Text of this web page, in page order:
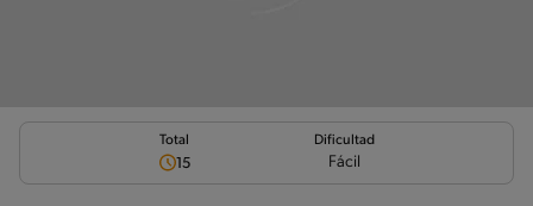
Total
15
Dificultad
Fácil